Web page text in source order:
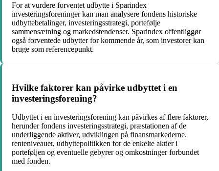
For at vurdere forventet udbytte i Sparindex
investeringsforeninger kan man analysere fondens historiske
udbyttebetalinger, investeringsstrategi, portefølje
sammensætning og markedstendenser. Sparindex offentliggør
også forventede udbytter for kommende år, som investorer kan
bruge som referencepunkt.
Hvilke faktorer kan påvirke udbyttet i en
investeringsforening?
Udbyttet i en investeringsforening kan påvirkes af flere faktorer,
herunder fondens investeringsstrategi, præstationen af de
underliggende aktiver, udviklingen på finansmarkederne,
renteniveauer, udbyttepolitikken for de enkelte aktier i
porteføljen og eventuelle gebyrer og omkostninger forbundet
med fonden.